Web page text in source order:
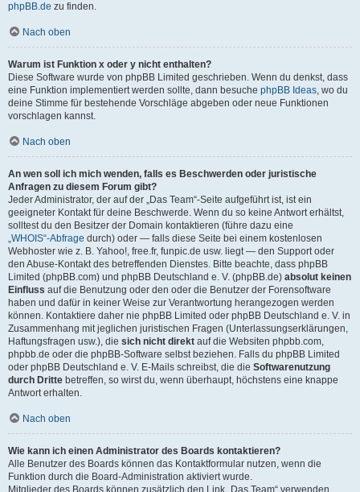
phpBB.de zu finden.
Nach oben
Warum ist Funktion x oder y nicht enthalten?
Diese Software wurde von phpBB Limited geschrieben. Wenn du denkst, dass
eine Funktion implementiert werden sollte, dann besuche phpBB Ideas, wo du
deine Stimme für bestehende Vorschläge abgeben oder neue Funktionen
vorschlagen kannst.
Nach oben
An wen soll ich mich wenden, falls es Beschwerden oder juristische
Anfragen zu diesem Forum gibt?
Jeder Administrator, der auf der „Das Team“-Seite aufgeführt ist, ist ein
geeigneter Kontakt für deine Beschwerde. Wenn du so keine Antwort erhältst,
solltest du den Besitzer der Domain kontaktieren (führe dazu eine
„WHOIS“-Abfrage durch) oder — falls diese Seite bei einem kostenlosen
Webhoster wie z. B. Yahoo!, free.fr, funpic.de usw. liegt — den Support oder
den Abuse-Kontakt des betreffenden Dienstes. Bitte beachte, dass phpBB
Limited (phpBB.com) und phpBB Deutschland e. V. (phpBB.de) absolut keinen
Einfluss auf die Benutzung oder den oder die Benutzer der Forensoftware
haben und dafür in keiner Weise zur Verantwortung herangezogen werden
können. Kontaktiere daher nie phpBB Limited oder phpBB Deutschland e. V. in
Zusammenhang mit jeglichen juristischen Fragen (Unterlassungserklärungen,
Haftungsfragen usw.), die sich nicht direkt auf die Websiten phpbb.com,
phpbb.de oder die phpBB-Software selbst beziehen. Falls du phpBB Limited
oder phpBB Deutschland e. V. E-Mails schreibst, die die Softwarenutzung
durch Dritte betreffen, so wirst du, wenn überhaupt, höchstens eine knappe
Antwort erhalten.
Nach oben
Wie kann ich einen Administrator des Boards kontaktieren?
Alle Benutzer des Boards können das Kontaktformular nutzen, wenn die
Funktion durch die Board-Administration aktiviert wurde.
Mitglieder des Boards können zusätzlich den Link „Das Team“ verwenden.